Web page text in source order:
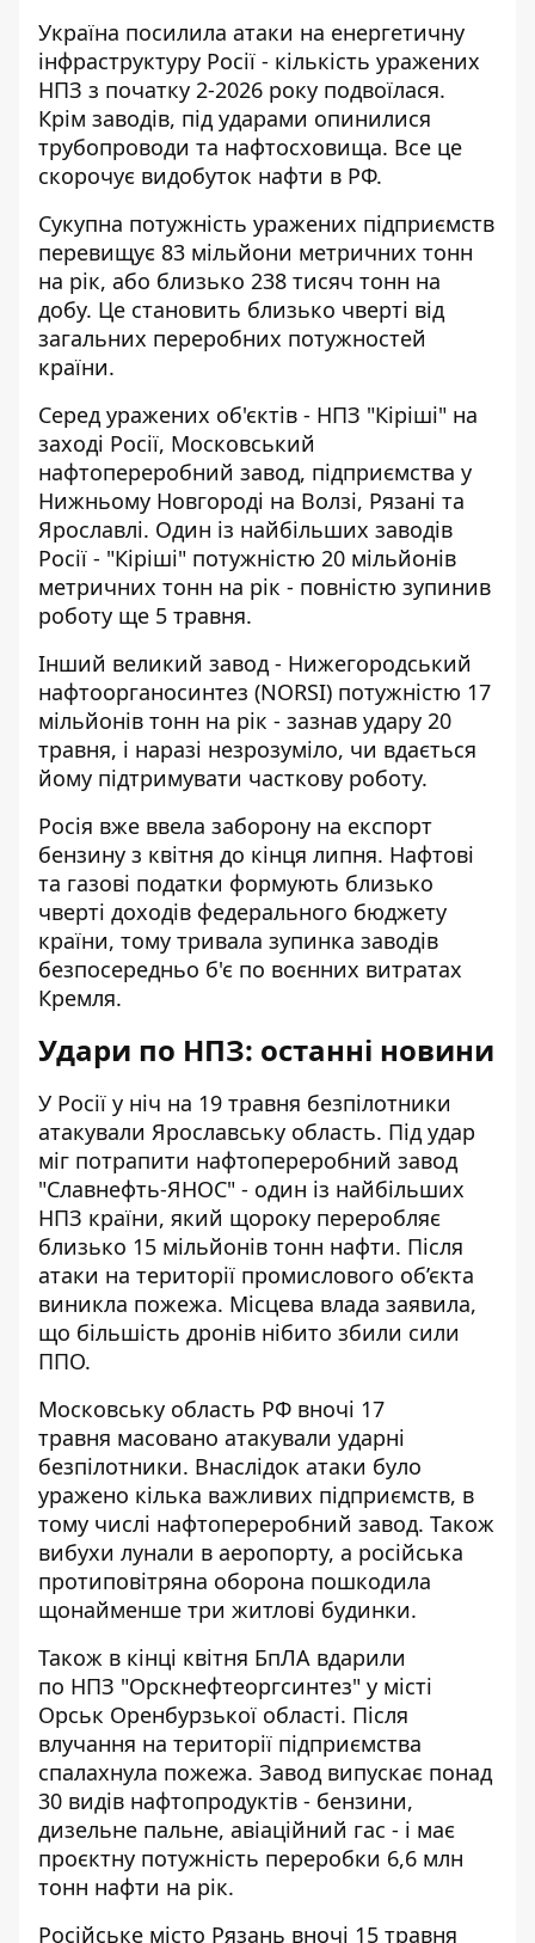
Україна посилила атаки на енергетичну
інфраструктуру Росії - кількість уражених
НПЗ з початку 2-2026 року подвоїлася.
Крім заводів, під ударами опинилися
трубопроводи та нафтосховища. Все це
скорочує видобуток нафти в РФ.
Сукупна потужність уражених підприємств
перевищує 83 мільйони метричних тонн
на рік, або близько 238 тисяч тонн на
добу. Це становить близько чверті від
загальних переробних потужностей
країни.
Серед уражених об'єктів - НПЗ "Кіріші" на
заході Росії, Московський
нафтопереробний завод, підприємства у
Нижньому Новгороді на Волзі, Рязані та
Ярославлі. Один із найбільших заводів
Росії - "Кіріші" потужністю 20 мільйонів
метричних тонн на рік - повністю зупинив
роботу ще 5 травня.
Інший великий завод - Нижегородський
нафтоорганосинтез (NORSI) потужністю 17
мільйонів тонн на рік - зазнав удару 20
травня, і наразі незрозуміло, чи вдається
йому підтримувати часткову роботу.
Росія вже ввела заборону на експорт
бензину з квітня до кінця липня. Нафтові
та газові податки формують близько
чверті доходів федерального бюджету
країни, тому тривала зупинка заводів
безпосередньо б'є по воєнних витратах
Кремля.
Удари по НПЗ: останні новини
У Росії у ніч на 19 травня безпілотники
атакували Ярославську область. Під удар
міг потрапити нафтопереробний завод
"Славнефть-ЯНОС" - один із найбільших
НПЗ країни, який щороку переробляє
близько 15 мільйонів тонн нафти. Після
атаки на території промислового об’єкта
виникла пожежа. Місцева влада заявила,
що більшість дронів нібито збили сили
ППО.
Московську область РФ вночі 17
травня масовано атакували ударні
безпілотники. Внаслідок атаки було
уражено кілька важливих підприємств, в
тому числі нафтопереробний завод. Також
вибухи лунали в аеропорту, а російська
протиповітряна оборона пошкодила
щонайменше три житлові будинки.
Також в кінці квітня БпЛА вдарили
по НПЗ "Орскнефтеоргсинтез" у місті
Орськ Оренбурзької області. Після
влучання на території підприємства
спалахнула пожежа. Завод випускає понад
30 видів нафтопродуктів - бензини,
дизельне пальне, авіаційний гас - і має
проєктну потужність переробки 6,6 млн
тонн нафти на рік.
Російське місто Рязань вночі 15 травня